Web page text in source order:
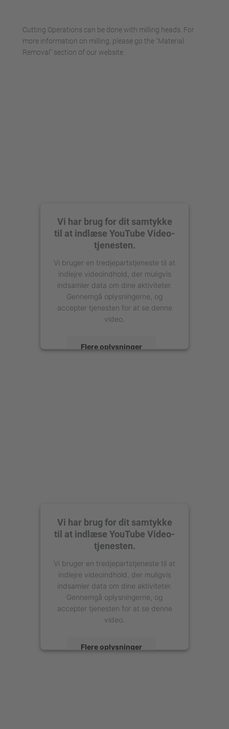
Management Platform
Cutting Operations can be done with milling heads. For
more information on milling, please go the "Material
Removal" section of our website.
Vi har brug for dit samtykke
til at indlæse YouTube Video-
tjenesten.
Vi bruger en tredjepartstjeneste til at
indlejre videoindhold, der muligvis
indsamler data om dine aktiviteter.
Gennemgå oplysningerne, og
accepter tjenesten for at se denne
video.
Flere oplysninger
Vi har brug for dit samtykke
til at indlæse YouTube Video-
tjenesten.
Vi bruger en tredjepartstjeneste til at
indlejre videoindhold, der muligvis
indsamler data om dine aktiviteter.
Gennemgå oplysningerne, og
accepter tjenesten for at se denne
video.
Flere oplysninger